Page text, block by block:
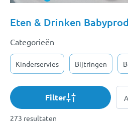
Eten & Drinken
Categorieën
Kinderservies Bijtringen
Filter
273 resultaten